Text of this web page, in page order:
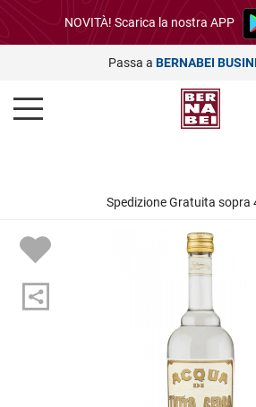
NOVITÀ! Scarica la nostra APP
Passa a BERNABEI
Spedizione Gratuita sopra